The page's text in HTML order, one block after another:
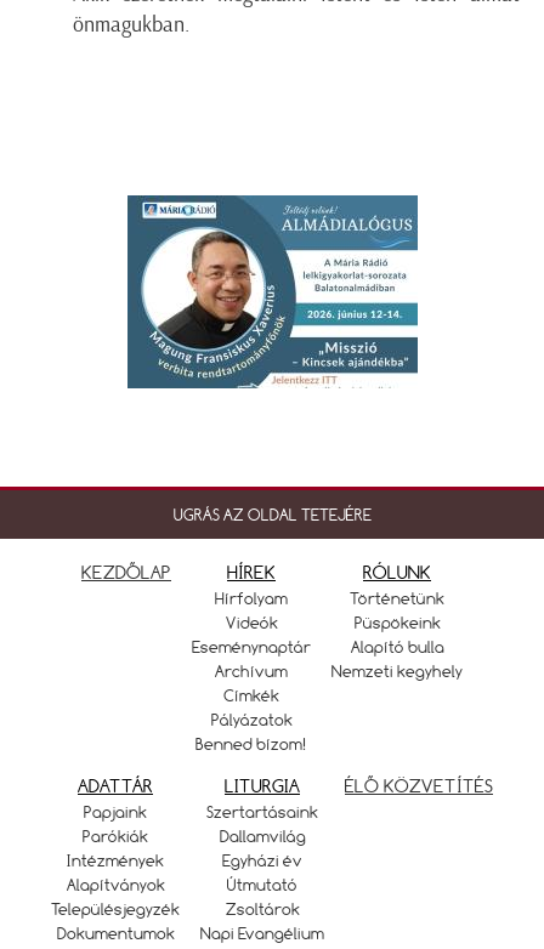
önmagukban.
UGRÁS AZ OLDAL TETEJÉRE
KEZDŐLAP HÍREK
Hírfolyam
Videók
Eseménynaptár
Archívum
Címkék
Pályázatok
Benned bízom!
RÓLUNK
Történetünk
Püspökeink
Alapító bulla
Nemzeti kegyhely
ADATTÁR
Papjaink
Parókiák
Intézmények
Alapítványok
Településjegyzék
Dokumentumok
LITURGIA
Szertartásaink
Dallamvilág
Egyházi év
Útmutató
Zsoltárok
Napi Evangélium
ÉLŐ KÖZVETÍTÉS